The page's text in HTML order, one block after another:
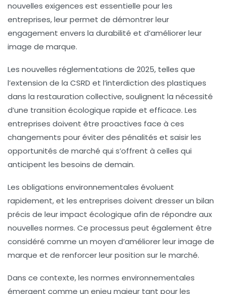
nouvelles exigences est essentielle pour les
entreprises, leur permet de démontrer leur
engagement envers la durabilité et d’améliorer leur
image de marque.
Les nouvelles réglementations de 2025, telles que
l’extension de la CSRD et l’interdiction des plastiques
dans la restauration collective, soulignent la nécessité
d’une transition écologique rapide et efficace. Les
entreprises doivent être proactives face à ces
changements pour éviter des pénalités et saisir les
opportunités de marché qui s’offrent à celles qui
anticipent les besoins de demain.
Les obligations environnementales évoluent
rapidement, et les entreprises doivent dresser un bilan
précis de leur impact écologique afin de répondre aux
nouvelles normes. Ce processus peut également être
considéré comme un moyen d’améliorer leurimage de
marque et de renforcer leur position sur le marché.
Dans ce contexte, les normes environnementales
émergent comme un enjeu majeur tant pour les